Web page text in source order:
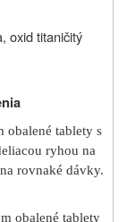
oxid titaničitý
obalené tablety s
ryhou na
rovnaké dávky.
obalené tablety